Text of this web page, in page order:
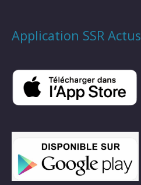
Application SSR Actus